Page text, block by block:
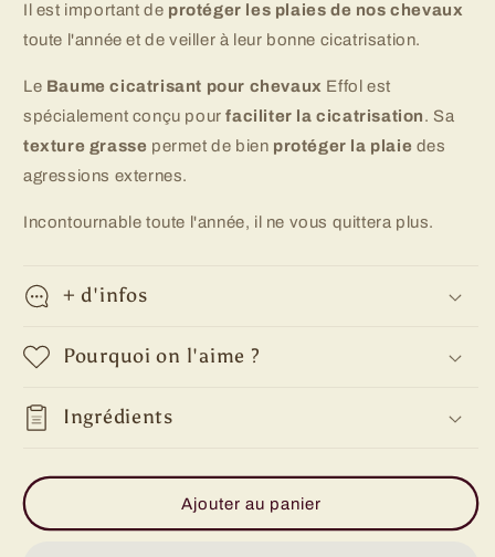
cicatrisant
Effol
cicatrisant
Effol
Il est important de protéger les plaies de nos chevaux
toute l'année et de veiller à leur bonne cicatrisation.
Le Baume cicatrisant pour chevaux Effol est
spécialement conçu pourfaciliter la cicatrisation. Sa
texture grasse permet de bien protéger la plaie des
agressions externes.
Incontournable toute l'année, il ne vous quittera plus.
+ d'infos
Pourquoi on l'aime ?
Ingrédients
Ajouter au panier